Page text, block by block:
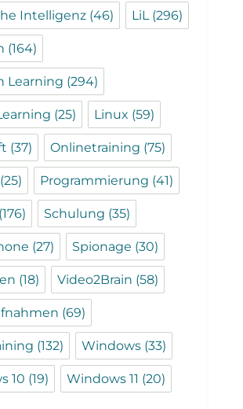
Intelligenz (46) LiL(296)
(164)
Learning (294)
(25) Linux (59)
(37) Onlinetraining (75)
(25) Programmierung (41)
(176) Schulung (35)
(27) Spionage (30)
(18) Video2Brain (58)
(69)
(132) Windows (33)
10 (19) Windows 11 (20)